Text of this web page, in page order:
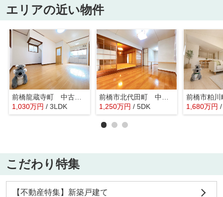
エリアの近い物件
前橋龍蔵寺町 中古住宅
1,030万円 / 3LDK
1,250万円 / 5DK 1,680万円
こだわり特集
【不動産特集】新築戸建て